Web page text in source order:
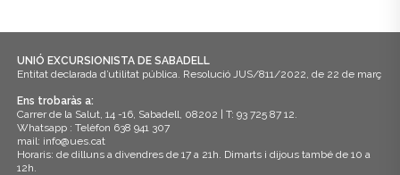
UNIÓ EXCURSIONISTA DE SABADELL
Entitat declarada d’utilitat pública. Resolució JUS/811/2022, de 22 de març
Ens trobaràs a:
Carrer de la Salut, 14 -16, Sabadell, 08202 | T: 93 725 87 12.
Whatsapp : Telèfon 638 941 307
mail: info@ues.cat
Horaris: de dilluns a divendres de 17 a 21h. Dimarts i dijous també de 10 a
12h.